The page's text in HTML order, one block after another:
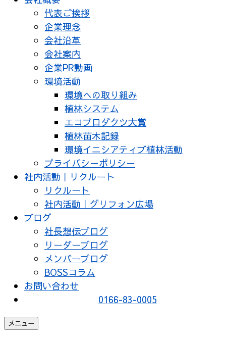
代表ご挨拶
企業理念
会社沿革
会社案内
企業PR動画
環境活動
環境への取り組み
植林システム
エコプロダクツ大賞
植林苗木記録
環境イニシアティブ植林活動
プライバシーポリシー
社内活動｜リクルート
リクルート
社内活動｜グリフォン広場
ブログ
社長想伝ブログ
リーダーブログ
メンバーブログ
BOSSコラム
お問い合わせ
0166-83-0005
メニュー